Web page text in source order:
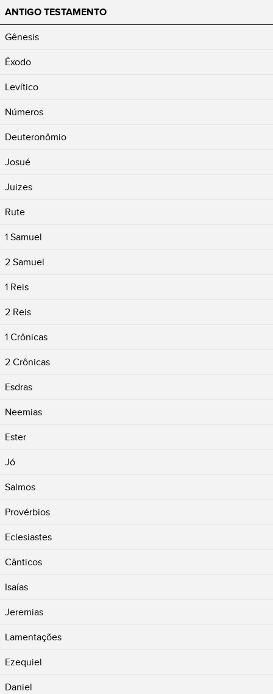
ANTIGO TESTAMENTO
Gênesis
Êxodo
Levítico
Números
Deuteronômio
Josué
Juizes
Rute
1 Samuel
2 Samuel
1 Reis
2 Reis
1 Crônicas
2 Crônicas
Esdras
Neemias
Ester
Jó
Salmos
Provérbios
Eclesiastes
Cânticos
Isaías
Jeremias
Lamentações
Ezequiel
Daniel